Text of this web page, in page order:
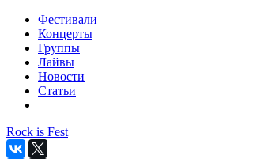
Фестивали
Концерты
Группы
Лайвы
Новости
Статьи
Rock is Fest